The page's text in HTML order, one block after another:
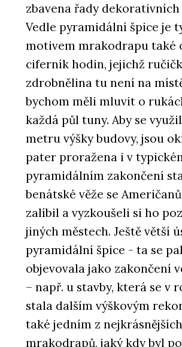
zbavena řady dekorativních
Vedle pyramidální špice je
motivem mrakodrapu také
ciferník hodin, jejichž
zdrobnělina tu není na
bychom měli mluvit o
každá půl tuny. Aby se
metru výšky budovy, jsou
pater proražena i v
pyramidálním zakončení
benátské věže se
zalíbil a vyzkoušeli si ho
jiných městech. Ještě větší
pyramidální špice - ta se
objevovala jako zakončení
– např. u stavby, která se v
stala dalším výškovým
také jedním z nejkrásnějších
mrakodrapů, jaký kdy byl